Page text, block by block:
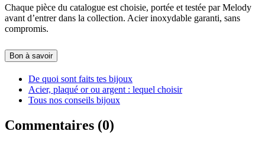
Chaque pièce du catalogue est choisie, portée et testée par Melody
avant d’entrer dans la collection. Acier inoxydable garanti, sans
compromis.
Bon à savoir
De quoi sont faits tes bijoux
Acier, plaqué or ou argent : lequel choisir
Tous nos conseils bijoux
Commentaires (0)